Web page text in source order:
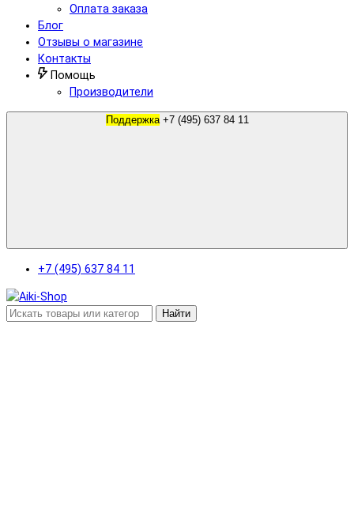
Оплата заказа
Блог
Отзывы о магазине
Контакты
Помощь
Производители
Поддержка +7 (495) 637 84 11
+7 (495) 637 84 11
Найти